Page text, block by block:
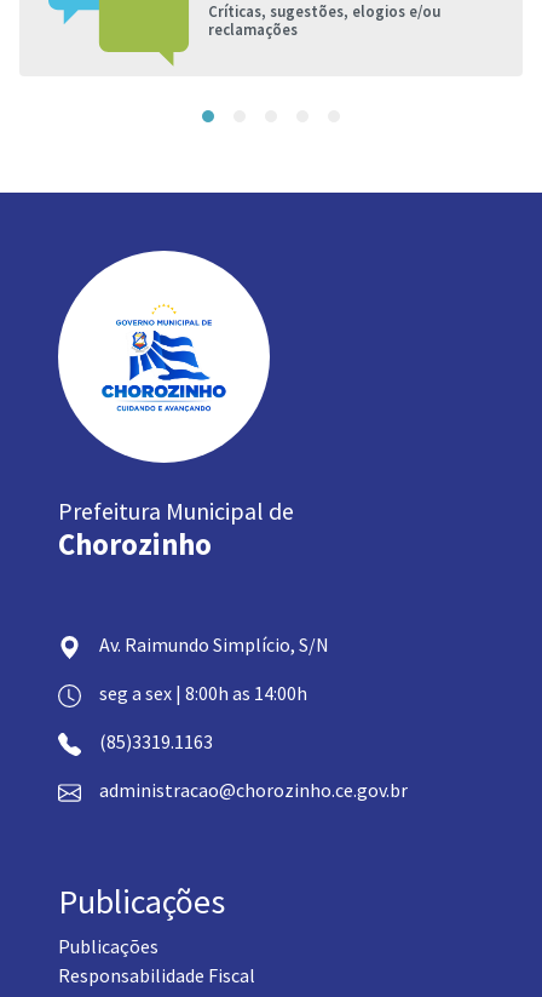
Críticas, sugestões, elogios e/ou
reclamações
Prefeitura Municipal de
Chorozinho
Av. Raimundo Simplício, S/N
seg a sex | 8:00h as 14:00h
(85)3319.1163
administracao@chorozinho.ce.gov.br
Publicações
Publicações
Responsabilidade Fiscal